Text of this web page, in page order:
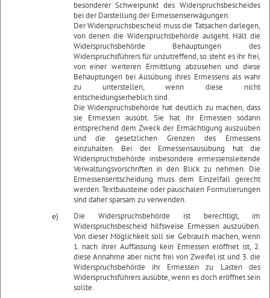
besonderer Schwerpunkt des Widerspruchsbescheides
bei der Darstellung der Ermessenserwägungen.
Der Widerspruchsbescheid muss die Tatsachen darlegen,
von denen die Widerspruchsbehörde ausgeht. Hält die
Widerspruchsbehörde Behauptungen des
Widerspruchsführers für unzutreffend, so steht es ihr frei,
von einer weiteren Ermittlung abzusehen und diese
Behauptungen bei Ausübung ihres Ermessens als wahr
zu unterstellen, wenn diese nicht
entscheidungserheblich sind.
Die Widerspruchsbehörde hat deutlich zu machen, dass
sie Ermessen ausübt. Sie hat ihr Ermessen sodann
entsprechend dem Zweck der Ermächtigung auszuüben
und die gesetzlichen Grenzen des Ermessens
einzuhalten. Bei der Ermessensausübung hat die
Widerspruchsbehörde insbesondere ermessensleitende
Verwaltungsvorschriften in den Blick zu nehmen. Die
Ermessensentscheidung muss dem Einzelfall gerecht
werden. Textbausteine oder pauschalen Formulierungen
sind daher sparsam zu verwenden.
e)
Die Widerspruchsbehörde ist berechtigt, im
Widerspruchsbescheid hilfsweise Ermessen auszuüben.
Von dieser Möglichkeit soll sie Gebrauch machen, wenn
1. nach ihrer Auffassung kein Ermessen eröffnet ist, 2.
diese Annahme aber nicht frei von Zweifel ist und 3. die
Widerspruchsbehörde ihr Ermessen zu Lasten des
Widerspruchsführers ausübte, wenn es doch eröffnet sein
sollte.